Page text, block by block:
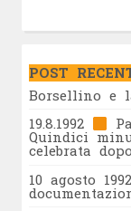
POST
Borsellino e la
19.8.1992
Quindici
celebrata
10 agosto 1992